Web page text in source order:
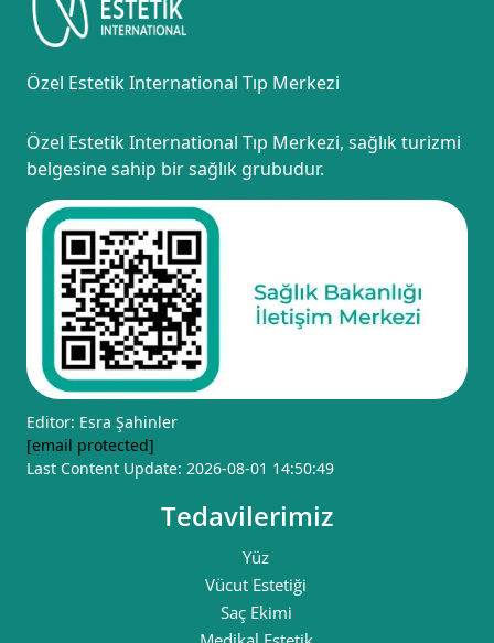
Özel Estetik International Tıp Merkezi
Özel Estetik International Tıp Merkezi, sağlık turizmi
belgesine sahip bir sağlık grubudur.
Editor: Esra Şahinler
[email protected]
Last Content Update: 2026-08-01 14:50:49
Tedavilerimiz
Yüz
Vücut Estetiği
Saç Ekimi